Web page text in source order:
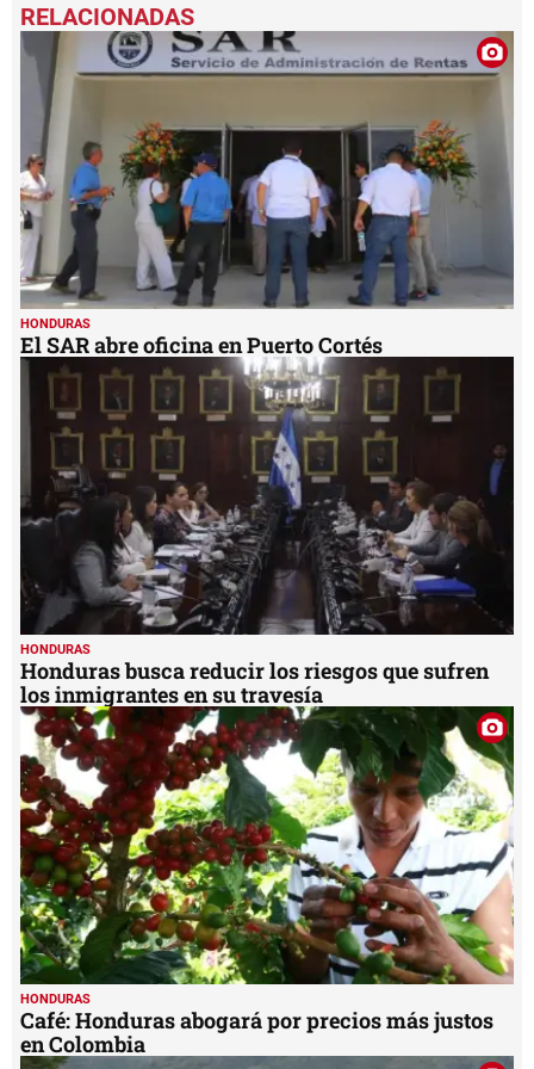
HONDURAS
El SAR abre oficina en Puerto Cortés
HONDURAS
Honduras busca reducir los riesgos que sufren
los inmigrantes en su travesía
HONDURAS
Café: Honduras abogará por precios más justos
en Colombia